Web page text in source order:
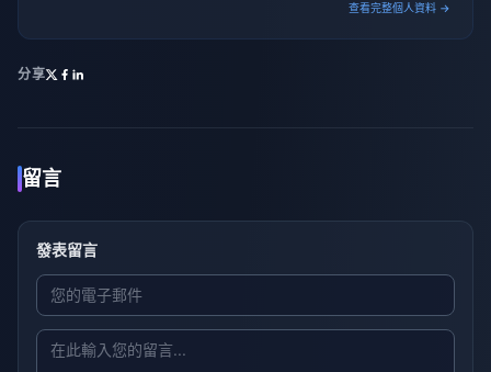
查看完整個人資料 →
分享
留言
發表留言